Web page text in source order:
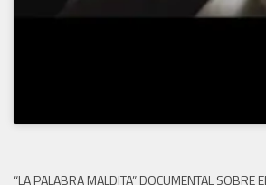
“LA PALABRA MALDITA” DOCUMENTAL SOBRE